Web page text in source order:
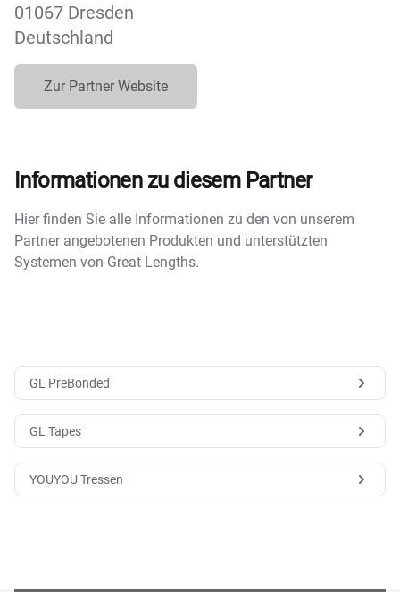
01067 Dresden
Deutschland
Zur Partner Website
Informationen zu diesem Partner
Hier finden Sie alle Informationen zu den von unserem
Partner angebotenen Produkten und unterstützten
Systemen von Great Lengths.
GL PreBonded
GL Tapes
YOUYOU Tressen